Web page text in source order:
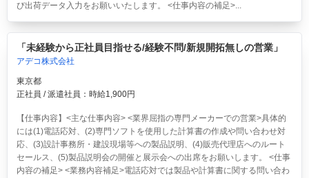
び出荷データ入力をお願いいたします。 <仕事内容の補足>...
「未経験から正社員目指せる/経験不問/新規開拓無しの営業」
アデコ株式会社
東京都
正社員 / 派遣社員：時給1,900円
【仕事内容】<主な仕事内容> <業界屈指の専門メーカーでの営業>具体的
には(1)電話応対、(2)専門ソフトを使用した計算書の作成や問い合わせ対
応、(3)設計事務所・建設現場等への製品説明、(4)販売代理店へのルート
セールス、(5)製品説明会の開催と展示会への出席をお願いします。 <仕事
内容の補足> <業務内容補足>電話応対では製品や計算書に関する問い合わ